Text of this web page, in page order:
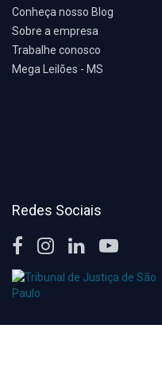
Conheça nosso Blog
Sobre a empresa
Trabalhe conosco
Mega Leilões - MS
Redes Sociais